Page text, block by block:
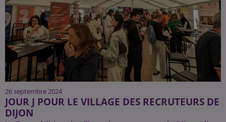
26 septembre 2024
JOUR J POUR LE VILLAGE DES RECRUTEURS DE
DIJON